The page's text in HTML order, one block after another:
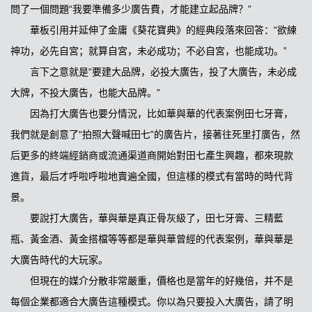
問了一個問題“我要準備多少廣告費，才能建立起品牌？”
華板引用并延伸了金庸《葵花寶典》的經典段落來回答：“欲練
神功，必先自宮；就算自宮，未必成功；不必自宮，也能成功。”
言下之意就是“要建大品牌，必投大廣告，投了大廣告，未必成
大牌，不投大廣告，也能大品牌。”
因為打大廣告也要分情況，比如華與華的代表案例田七牙膏，
我們就是創意了“拍照大聲喊田七”的廣告片，接著往死里打廣告，然
后更多的終端經銷商或流通渠道商開始對田七產生興趣，都來現款
進貨，最后才呼啦呼啦地賣遍全國，但這樣的模式有當時的時代背
景。
要說打大廣告，華與華是真正骨灰級了，田七牙膏、三精藍
瓶、黃金酒、黃金搭檔等等都是華與華曾經的代表案例，華與華是
大廣告時代的大玩家。
但現在的媒介分散非常嚴重，價格也是當年的好幾倍，并不是
每個企業都適合大廣告這種模式。你以為只要投入大廣告，請了明